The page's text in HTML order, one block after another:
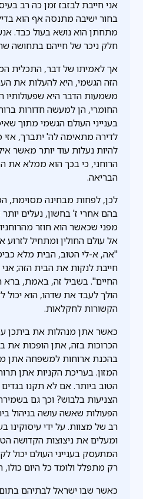
אני חייבת לבזבז זמן כה רב
בחור ישיבה מתנסה אף הוא
מתחתן הוא נושא בעול כבד.
חלק ניכר של חייהם בתחושה
אך לאמיתו של דבר, התכלית
הזה הגשמי, היא להעלות את
משמעות הדבר היא שפעולותיו
החומרי, הן למעשה חדורות
בענייני העולם הגשמי מתוך
לדירה מתאימה לה' יתברך, אזי
להיות נעלות עוד יותר מאשר
הרוחני, כי בכך הוא ממלא את
הבריאה.
לכן, לפחות מבחינה מסוימת,
בהם אחרי ז' בחשון, נעלים
מפני שכאשר הוא חוזר
אל עולם החולין ומתחיל לזרוע
"אה, א-לי הטוב, הבית מלא
חייבת לנקות את הבית הזה; אני
החיים". בשביל זה, באמת, ברא
הולך לעבד את שדהו, הוא יכול
הקשורות לחקלאות.
כאשר אתן מנהלות את ביתכן
הכרוכות בזה, אתן הופכות את
בהכנת ארוחות למשפחה אתן
המזון. בעריכת הקניות אתן
הטוב ביותר. אם לא תקנו
הצניעות בלבוש? וכך גם
הפעולות שאשה עושה בניהול
רב של מצוות. על ידי עיסוקינו
ומעלים את ניצוצות הקדושה
המתעסק בענייני העולם יכול
רק מתפלל ולומד כל היום כולו,
כאשר שבו ישראל לבתיהם